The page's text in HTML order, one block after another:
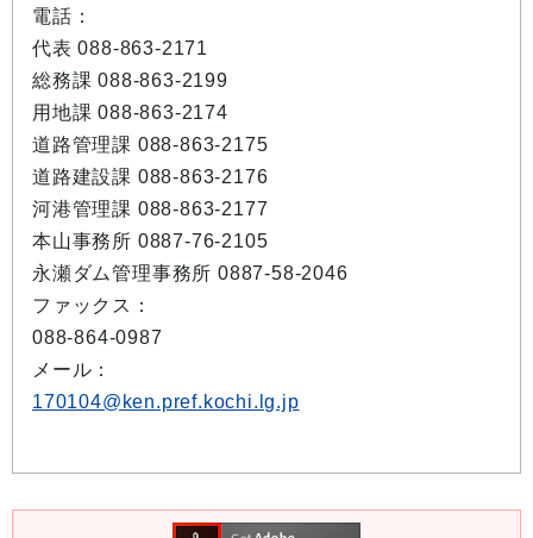
電話：
代表 088-863-2171
総務課 088-863-2199
用地課 088-863-2174
道路管理課 088-863-2175
道路建設課 088-863-2176
河港管理課 088-863-2177
本山事務所 0887-76-2105
永瀬ダム管理事務所 0887-58-2046
ファックス：
088-864-0987
メール：
170104@ken.pref.kochi.lg.jp